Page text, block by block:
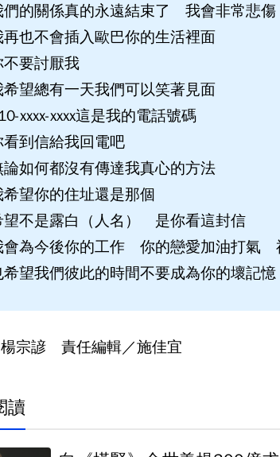
們的關係真的永遠結束了 我會非常悲傷
再也不會插入歐巴你的生活裡面
不要討厭我
希望總有一天我們可以笑著見面
xxxx-xxxx這是我的電話號碼
看到信給我回電吧
論如何都沒有傳達我真心的方法
希望你的住址還是那個
望不是露白（人名） 是你看這封信
會為今後你的工作 你的戀愛加油打氣
希望我們彼此的時間不要成為你的壞記憶
宗諺 責任編輯／施佳宜
讀